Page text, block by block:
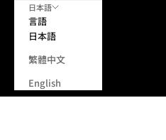
日本語
言語
日本語
繁體中文
English